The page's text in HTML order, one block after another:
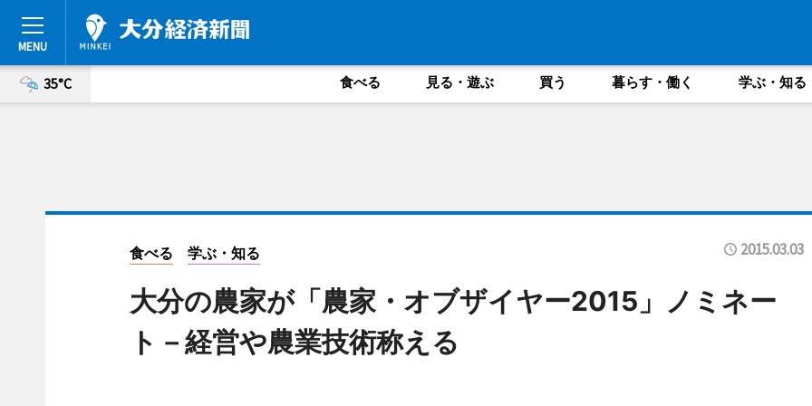
35°C 食べる 見る・遊ぶ 買う 暮らす・働く 学ぶ・知る
食べる 学ぶ・知る 2015.03.03
大分の農家が「農家・オブザイヤー2015」ノミネー
ト－経営や農業技術称える